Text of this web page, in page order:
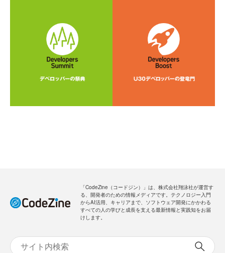
「CodeZine（コードジン）」は、株式会社翔泳社が運営す
る、開発者のための情報メディアです。テクノロジー入門
からAI活用、キャリアまで、ソフトウェア開発にかかわる
すべての人の学びと成長を支える最新情報と実践知をお届
けします。